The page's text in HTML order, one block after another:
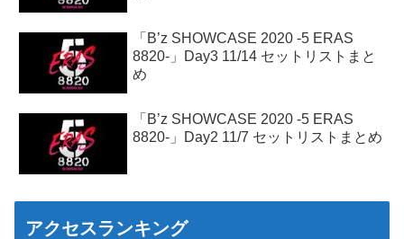
「B’z SHOWCASE 2020 -5 ERAS
8820-」Day3 11/14 セットリストまと
め
「B’z SHOWCASE 2020 -5 ERAS
8820-」Day2 11/7 セットリストまとめ
アクセスランキング